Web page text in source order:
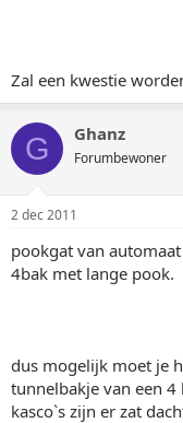
Zal een kwestie
G Ghanz
Forumbewoner
2 dec 2011
pookgat van
4bak met lange pook.
dus mogelijk moet je
tunnelbakje van een
kasco`s zijn er zat